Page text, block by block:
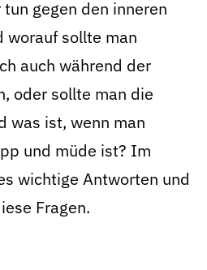
gegen den inneren
worauf sollte man
auch während der
oder sollte man die
was ist, wenn man
und müde ist? Im
wichtige Antworten und
Fragen.